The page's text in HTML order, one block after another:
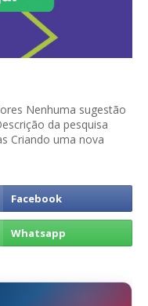
Nenhuma sugestão
da pesquisa
Criando uma nova